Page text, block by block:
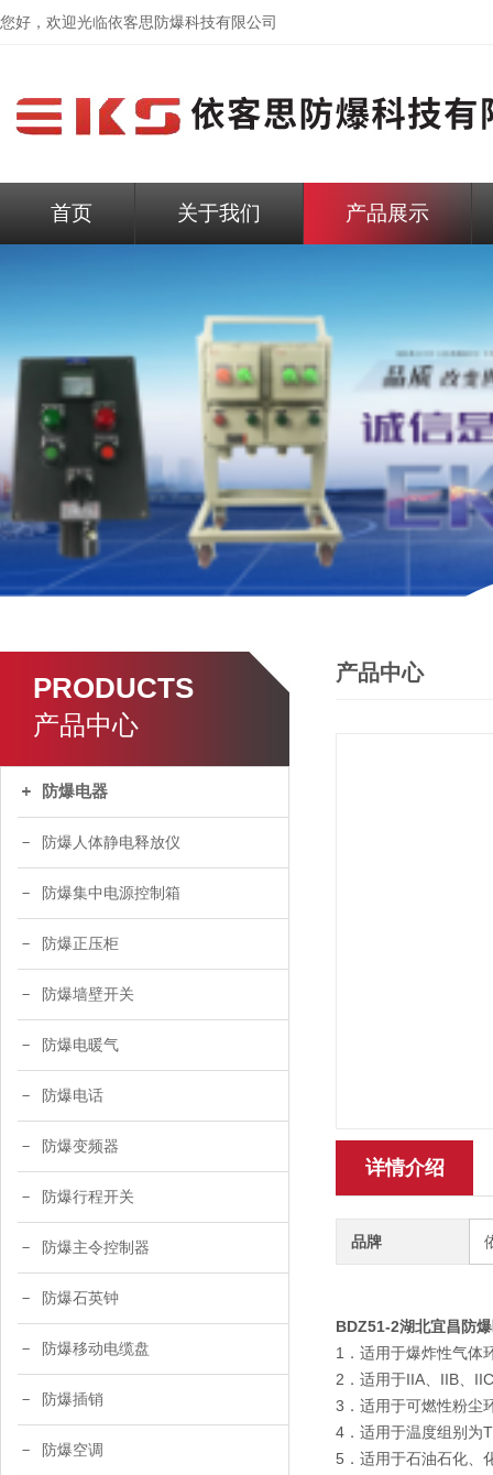
您好，欢迎光临依客思防爆科技有限公司
首页 关于我们 产品展示
PRODUCTS
产品中心
防爆电器
防爆人体静电释放仪
防爆集中电源控制箱
防爆正压柜
防爆墙壁开关
防爆电暖气
防爆电话
防爆变频器
防爆行程开关
防爆主令控制器
防爆石英钟
防爆移动电缆盘
防爆插销
防爆空调
产品中心
详情介绍
品牌
BDZ51-2湖北宜昌防
1．适用于爆炸性气体
2．适用于IIA、IIB、
3．适用于可燃性粉尘
4．适用于温度组别为
5．适用于石油石化、